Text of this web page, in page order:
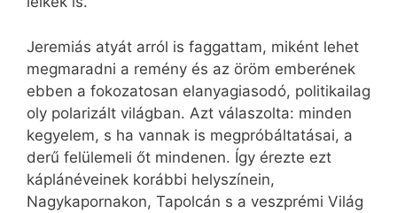
Jeremiás atyát arról is faggattam, miként lehet
megmaradni a remény és az öröm emberének
ebben a fokozatosan elanyagiasodó, politikailag
oly polarizált világban. Azt válaszolta: minden
kegyelem, s ha vannak is megpróbáltatásai, a
derű felülemeli őt mindenen. Így érezte ezt
káplánéveinek korábbi helyszínein,
Nagykapornakon, Tapolcán s a veszprémi Világ